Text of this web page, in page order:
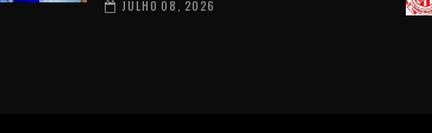
JULHO 08, 2026